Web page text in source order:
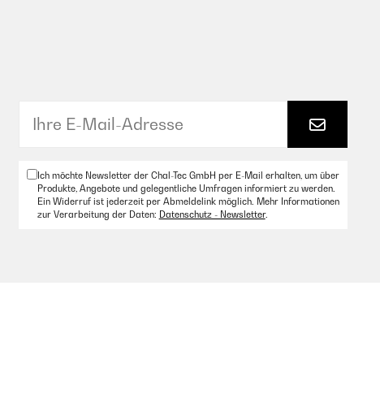
Ich möchte Newsletter der Chal-Tec GmbH per E-Mail erhalten, um über
Produkte, Angebote und gelegentliche Umfragen informiert zu werden.
Ein Widerruf ist jederzeit per Abmeldelink möglich. Mehr Informationen
zur Verarbeitung der Daten: Datenschutz - Newsletter.